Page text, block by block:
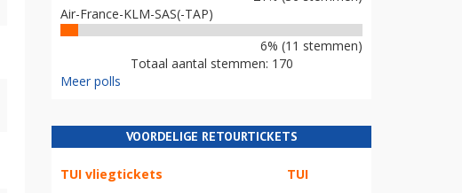
Air-France-KLM-SAS(-TAP)
6% (11 stemmen)
Totaal aantal stemmen: 170
Meer polls
VOORDELIGE RETOURTICKETS
TUI vliegtickets TUI